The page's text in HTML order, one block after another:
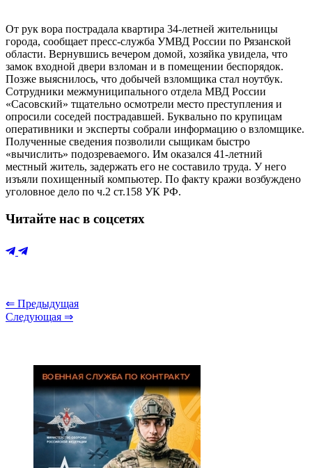
От рук вора пострадала квартира 34-летней жительницы
города, сообщает пресс-служба УМВД России по Рязанской
области. Вернувшись вечером домой, хозяйка увидела, что
замок входной двери взломан и в помещении беспорядок.
Позже выяснилось, что добычей взломщика стал ноутбук.
Сотрудники межмуниципального отдела МВД России
«Сасовский» тщательно осмотрели место преступления и
опросили соседей пострадавшей. Буквально по крупицам
оперативники и эксперты собрали информацию о взломщике.
Полученные сведения позволили сыщикам быстро
«вычислить» подозреваемого. Им оказался 41-летний
местный житель, задержать его не составило труда. У него
изъяли похищенный компьютер. По факту кражи возбуждено
уголовное дело по ч.2 ст.158 УК РФ.
Читайте нас в соцсетях
⇐ Предыдущая
Следующая ⇒